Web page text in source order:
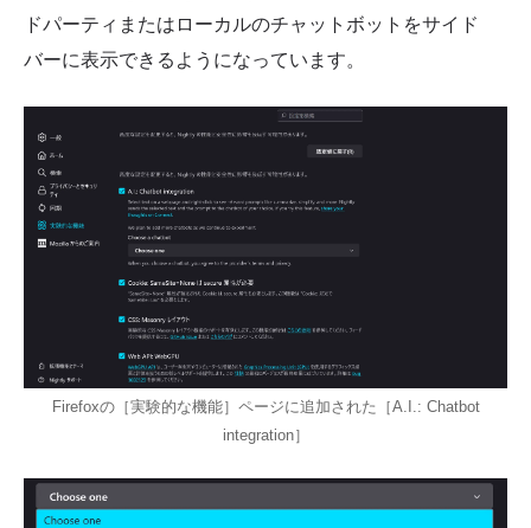
ドパーティまたはローカルのチャットボットをサイド
バーに表示できるようになっています。
Firefoxの［実験的な機能］ページに追加された［A.I.: Chatbot
integration］